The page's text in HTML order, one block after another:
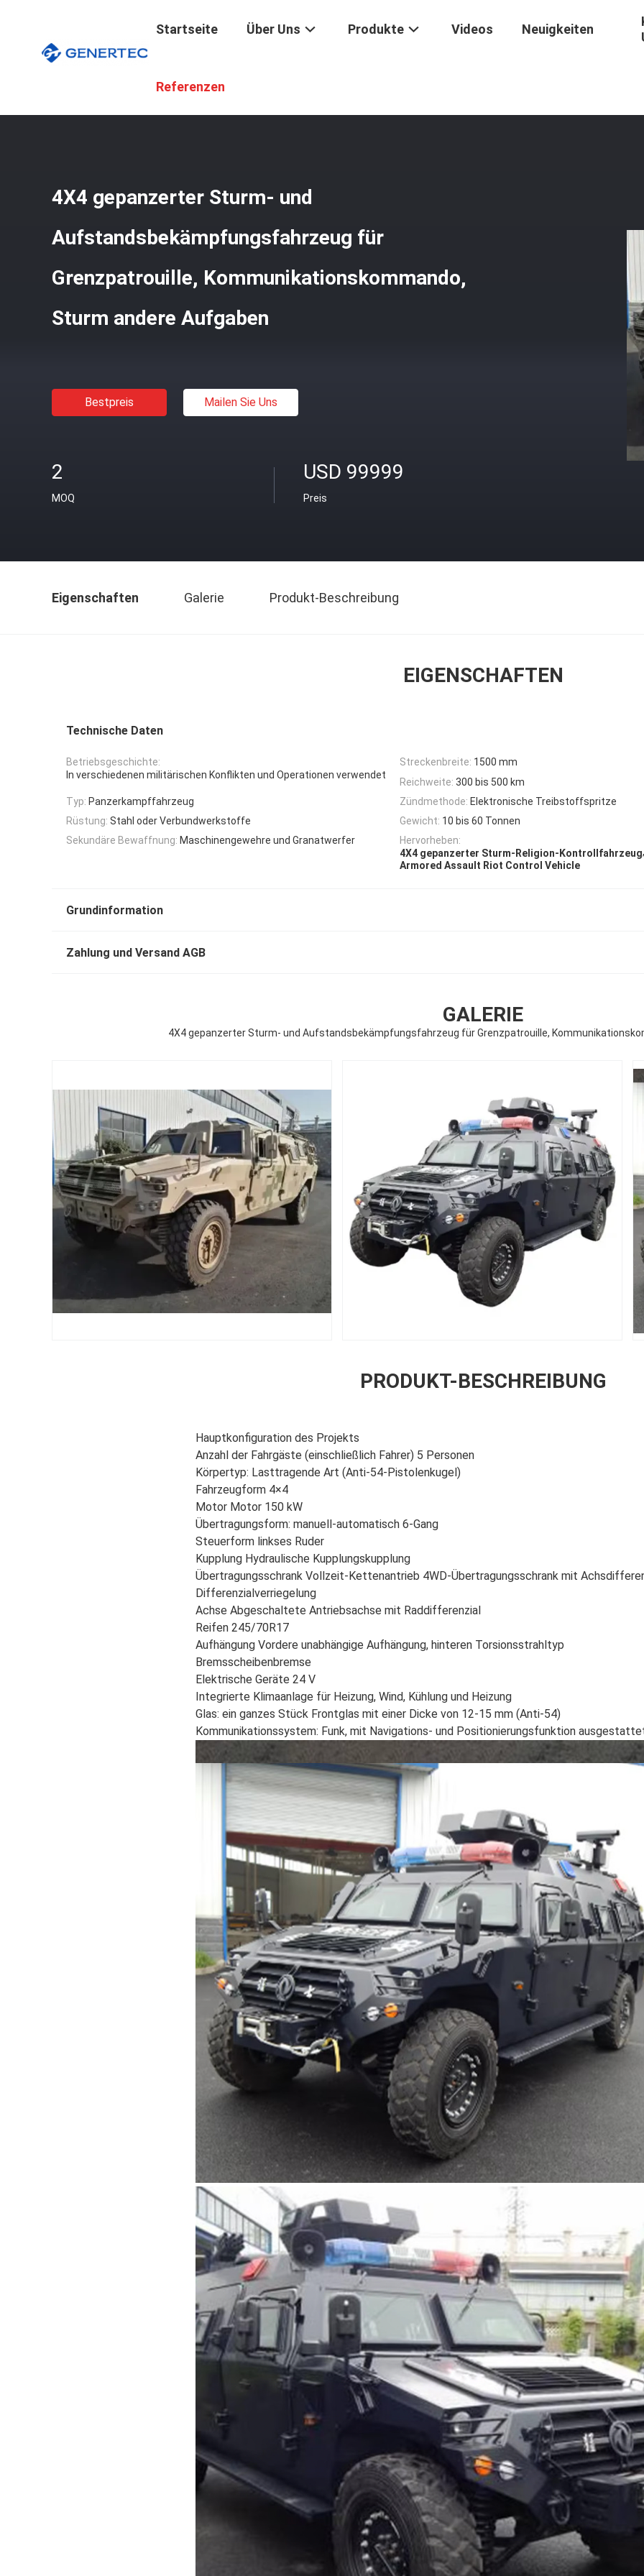
Startseite Über Uns Produkte Videos Neuigkeiten
Referenzen
4X4 gepanzerter Sturm- und
Aufstandsbekämpfungsfahrzeug für
Grenzpatrouille, Kommunikationskommando,
Sturm andere Aufgaben
Bestpreis Mailen Sie Uns
2
MOQ
USD 99999
Preis
Eigenschaften Galerie Produkt-Beschreibung
EIGENSCHAFTEN
Technische Daten
Betriebsgeschichte:
In verschiedenen militärischen Konflikten und Operationen verwendet
Streckenbreite: 1500 mm
Reichweite: 300 bis 500 km
Typ: Panzerkampffahrzeug Zündmethode: Elektronische Treibstoffspritze
Rüstung: Stahl oder Verbundwerkstoffe Gewicht: 10 bis 60 Tonnen
Sekundäre Bewaffnung: Maschinengewehre und Granatwerfer
Hervorheben:
4X4 gepanzerter Sturm-Religion-Kontrollfahrzeug,
Armored Assault Riot Control Vehicle
Grundinformation
Zahlung und Versand AGB
GALERIE
4X4 gepanzerter Sturm- und Aufstandsbekämpfungsfahrzeug für Grenzpatrouille,
PRODUKT-BESCHREIBUNG
Hauptkonfiguration des Projekts
Anzahl der Fahrgäste (einschließlich Fahrer) 5 Personen
Körpertyp: Lasttragende Art (Anti-54-Pistolenkugel)
Fahrzeugform 4×4
Motor Motor 150 kW
Übertragungsform: manuell-automatisch 6-Gang
Steuerform linkses Ruder
Kupplung Hydraulische Kupplungskupplung
Übertragungsschrank Vollzeit-Kettenantrieb 4WD-Übertragungsschrank mit
Differenzialverriegelung
Achse Abgeschaltete Antriebsachse mit Raddifferenzial
Reifen 245/70R17
Aufhängung Vordere unabhängige Aufhängung, hinteren Torsionsstrahltyp
Bremsscheibenbremse
Elektrische Geräte 24 V
Integrierte Klimaanlage für Heizung, Wind, Kühlung und Heizung
Glas: ein ganzes Stück Frontglas mit einer Dicke von 12-15 mm (Anti-54)
Kommunikationssystem: Funk, mit Navigations- und Positionierungsfunktion